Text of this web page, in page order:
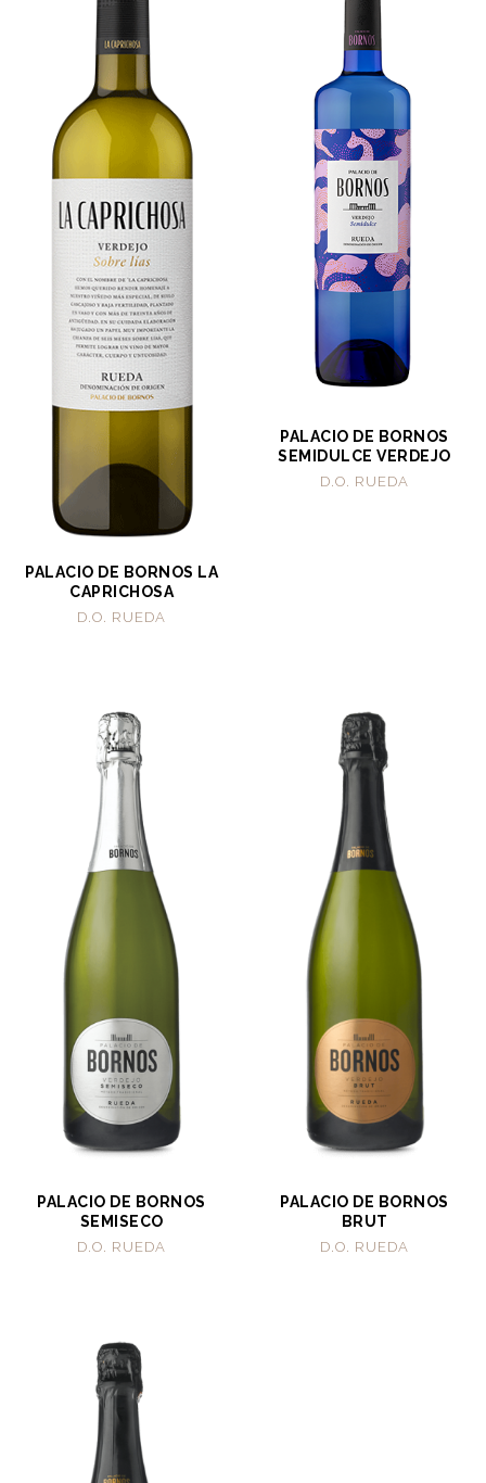
PALACIO DE BORNOS LA
CAPRICHOSA
D.O. RUEDA
PALACIO DE BORNOS
SEMIDULCE VERDEJO
D.O. RUEDA
PALACIO DE BORNOS
SEMISECO
D.O. RUEDA
PALACIO DE BORNOS
BRUT
D.O. RUEDA